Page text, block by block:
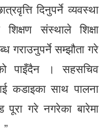
दिनुपर्ने व्यवस्था
संस्थाले शिक्षा
गराउनुपर्ने सम्झौता गरे
पाइँदैन । सहसचिव
कडाइका साथ पालना
पूरा गरे नगरेका बारेमा